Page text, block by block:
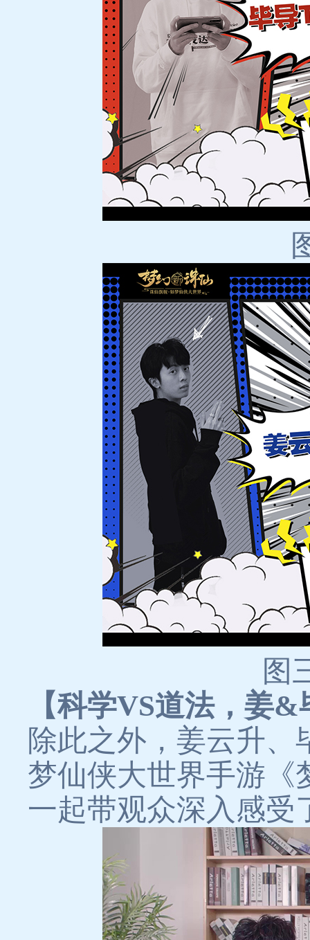
图
【科学VS道法，姜
除此之外，姜云升、
梦仙侠大世界手游《
一起带观众深入感受